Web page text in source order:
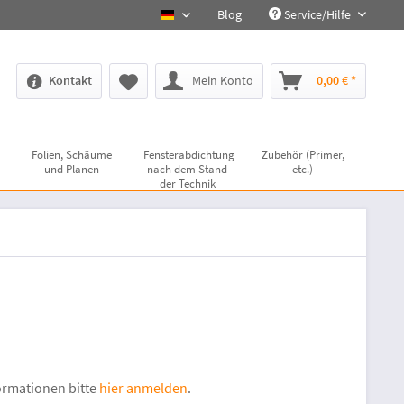
deutsch Blog Service/Hilfe
Kontakt Mein Konto 0,00 € *
Folien, Schäume
und Planen
Fensterabdichtung
nach dem Stand
der Technik
Zubehör (Primer,
etc.)
bittehier anmelden.